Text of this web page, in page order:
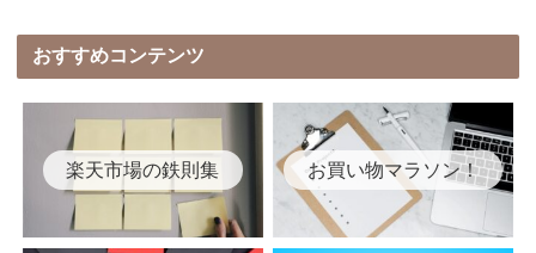
おすすめコンテンツ
楽天市場の鉄則集 お買い物マラソン！